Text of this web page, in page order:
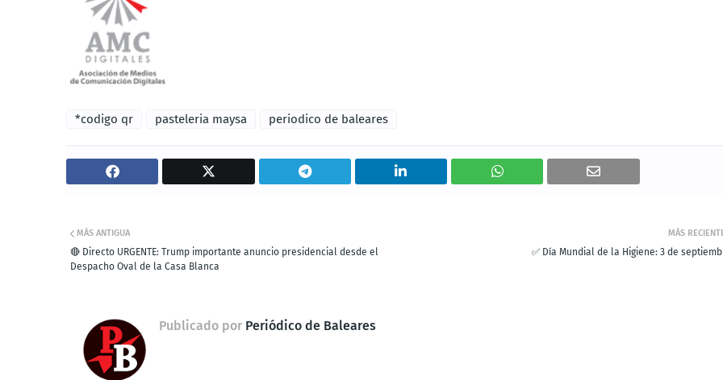
*codigo qr pasteleria maysa periodico de baleares
MÁS
✅ Día Mundial de la Higiene: 3 de
MÁS ANTIGUA
🔴 Directo URGENTE: Trump importante anuncio presidencial desde el
Despacho Oval de la Casa Blanca
Publicado por Periódico de Baleares